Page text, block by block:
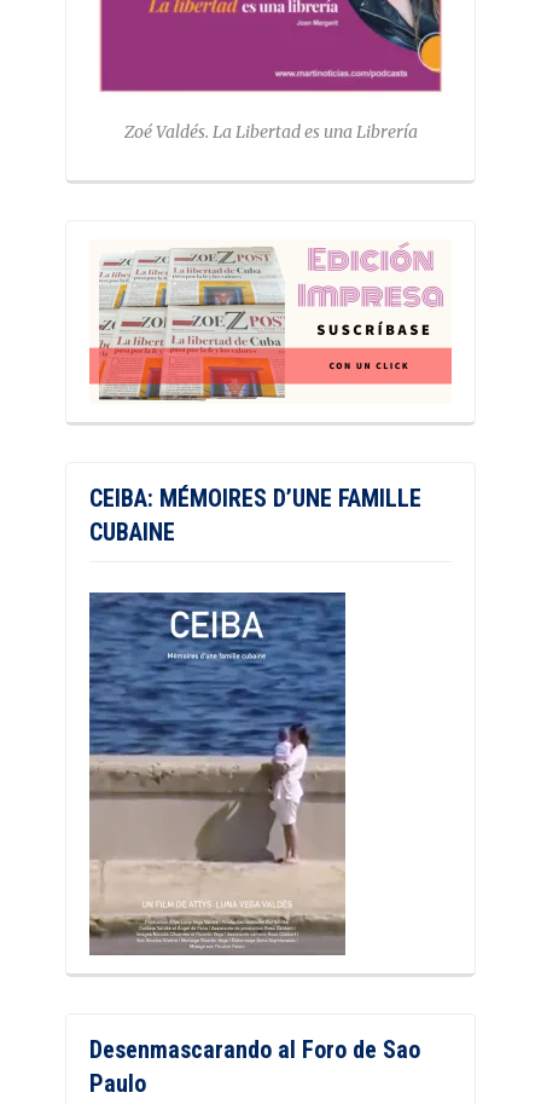
Zoé Valdés. La Libertad es una Librería
CEIBA: MÉMOIRES D’UNE FAMILLE
CUBAINE
Desenmascarando al Foro de Sao
Paulo